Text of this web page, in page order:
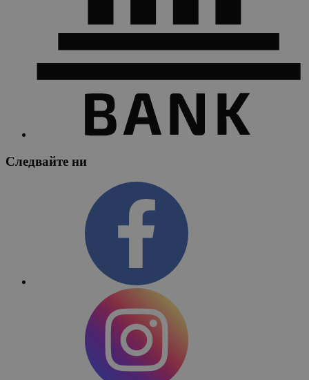
Следвайте ни